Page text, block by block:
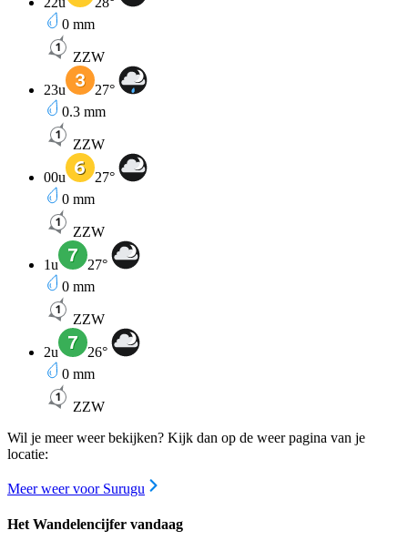
0 mm
ZZW
23u 27°
0.3 mm
ZZW
00u 27°
0 mm
ZZW
1u 27°
0 mm
ZZW
2u 26°
0 mm
ZZW
Wil je meer weer bekijken? Kijk dan op de weer pagina van je
locatie:
Meer weer voor Surugu
Het Wandelencijfer vandaag